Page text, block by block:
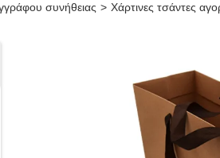
συνήθειας > Χάρτινες τσάντες